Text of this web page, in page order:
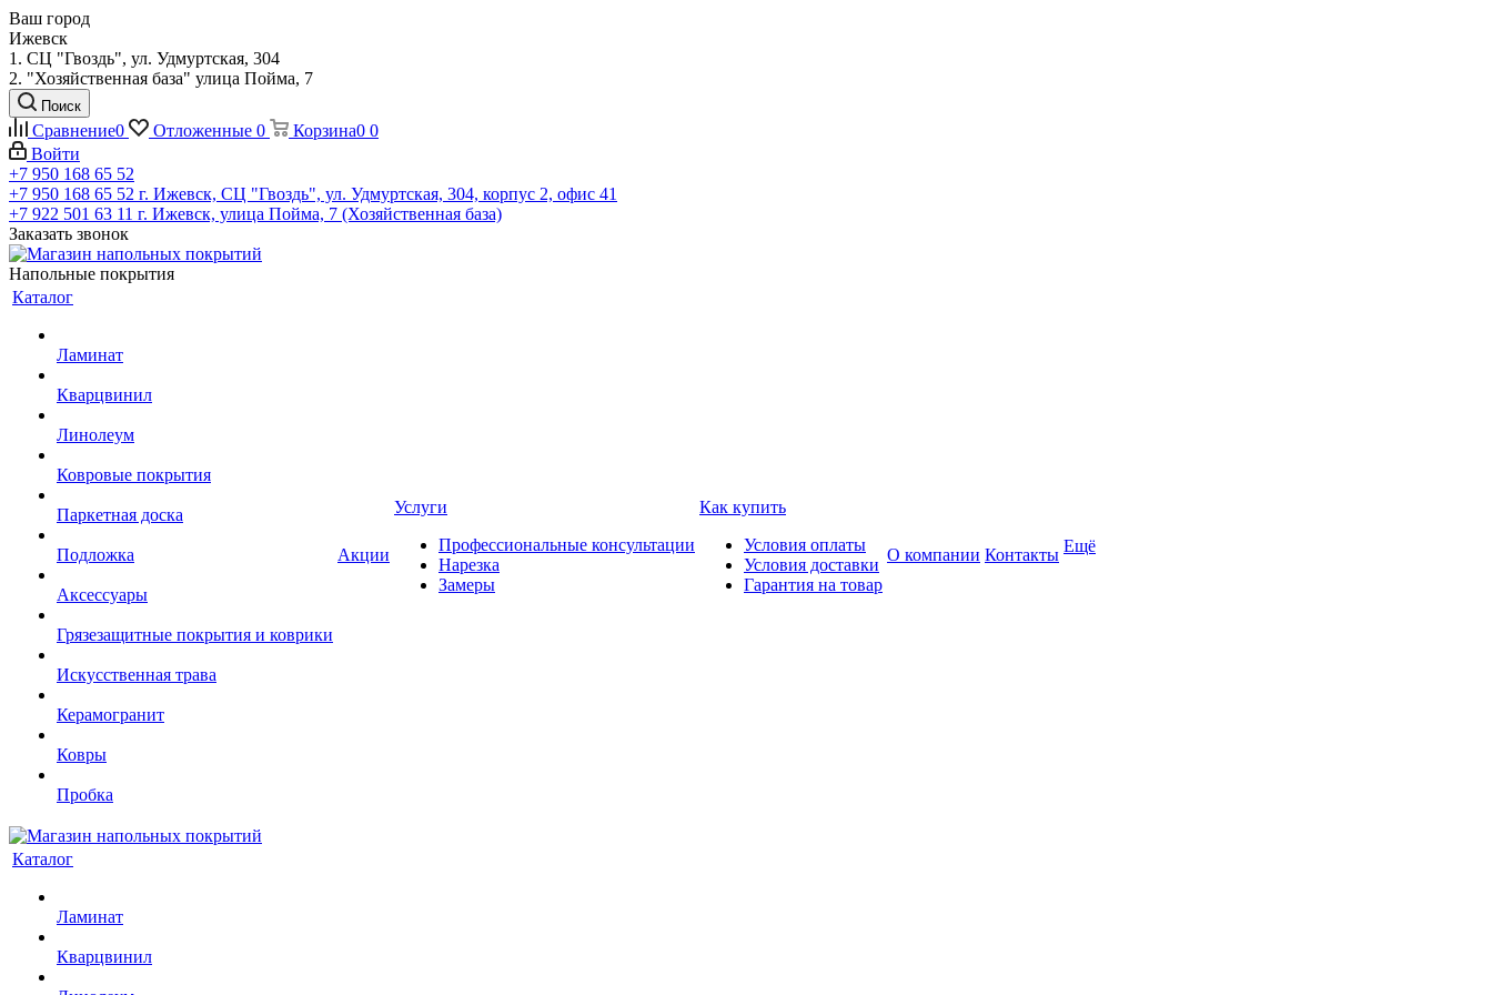
Ваш город
Ижевск
1. СЦ "Гвоздь", ул. Удмуртская, 304
2. "Хозяйственная база" улица Пойма, 7
Поиск
Сравнение0 Отложенные 0 Корзина0 0
Войти
+7 950 168 65 52
+7 950 168 65 52 г. Ижевск, СЦ "Гвоздь", ул. Удмуртская, 304, корпус 2, офис 41
+7 922 501 63 11 г. Ижевск, улица Пойма, 7 (Хозяйственная база)
Заказать звонок
Напольные покрытия
Каталог
Ламинат
Кварцвинил
Линолеум
Ковровые покрытия
Паркетная доска
Подложка
Аксессуары
Грязезащитные покрытия и коврики
Искусственная трава
Керамогранит
Ковры
Пробка
Акции
Услуги
Профессиональные консультации
Нарезка
Замеры
Как купить
Условия оплаты
Условия доставки
Гарантия на товар
О компании Контакты Ещё
Каталог
Ламинат
Кварцвинил